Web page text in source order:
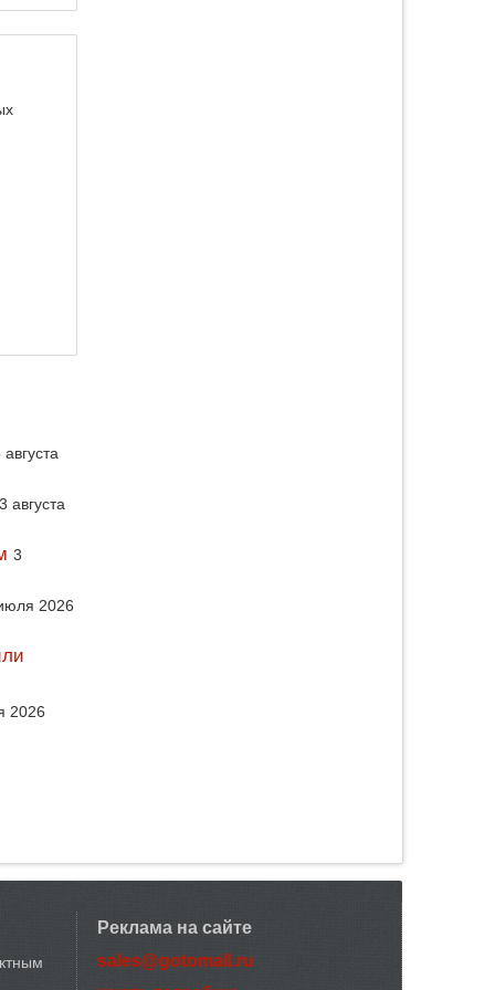
августа
3 августа
3
2026
2026
Реклама на сайте
sales@gotomall.ru